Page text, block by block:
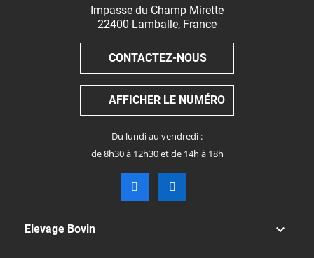
Impasse du Champ Mirette
22400 Lamballe, France
CONTACTEZ-NOUS
AFFICHER LE NUMÉRO
Du lundi au vendredi :
de 8h30 à 12h30 et de 14h à 18h
Elevage Bovin 